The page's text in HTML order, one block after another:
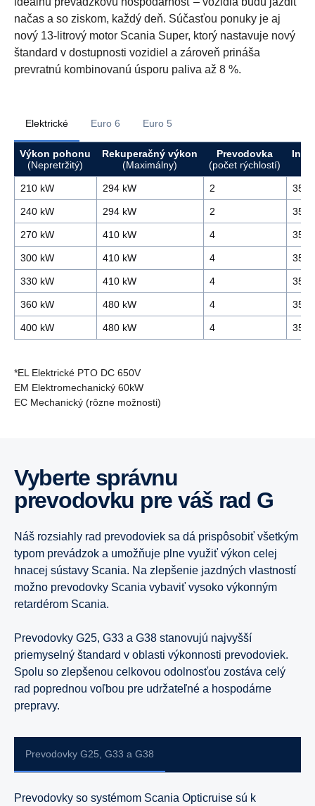
načas a so ziskom, každý deň. Súčasťou ponuky je aj
nový 13-litrový motor Scania Super, ktorý nastavuje nový
štandard v dostupnosti vozidiel a zároveň prináša
prevratnú kombinovanú úsporu paliva až 8 %.
Elektrické Euro 6 Euro 5
Výkon pohonu
(Nepretržitý)
Rekuperačný výkon
(Maximálny)
Prevodovka
(počet rýchlostí)
210 kW 294 kW 2 356/
240 kW 294 kW 2 356/
270 kW 410 kW 4 356/
300 kW 410 kW 4 356/
330 kW 410 kW 4 356/
360 kW 480 kW 4 356/
400 kW 480 kW 4 356/
*EL Elektrické PTO DC 650V
EM Elektromechanický 60kW
EC Mechanický (rôzne možnosti)
Super 11-litrový
9-litrový
vozidiel.
Vyberte správnu
prevodovku pre váš rad G
Náš rozsiahly rad prevodoviek sa dá prispôsobiť všetkým
typom prevádzok a umožňuje plne využiť výkon celej
hnacej sústavy Scania. Na zlepšenie jazdných vlastností
možno prevodovky Scania vybaviť vysoko výkonným
retardérom Scania.
Prevodovky G25, G33 a G38 stanovujú najvyšší
priemyselný štandard v oblasti výkonnosti prevodoviek.
Spolu so zlepšenou celkovou odolnosťou zostáva celý
rad poprednou voľbou pre udržateľné a hospodárne
prepravy.
Prevodovky G25, G33 a G38
Prevodovky so systémom Scania Opticruise sú k